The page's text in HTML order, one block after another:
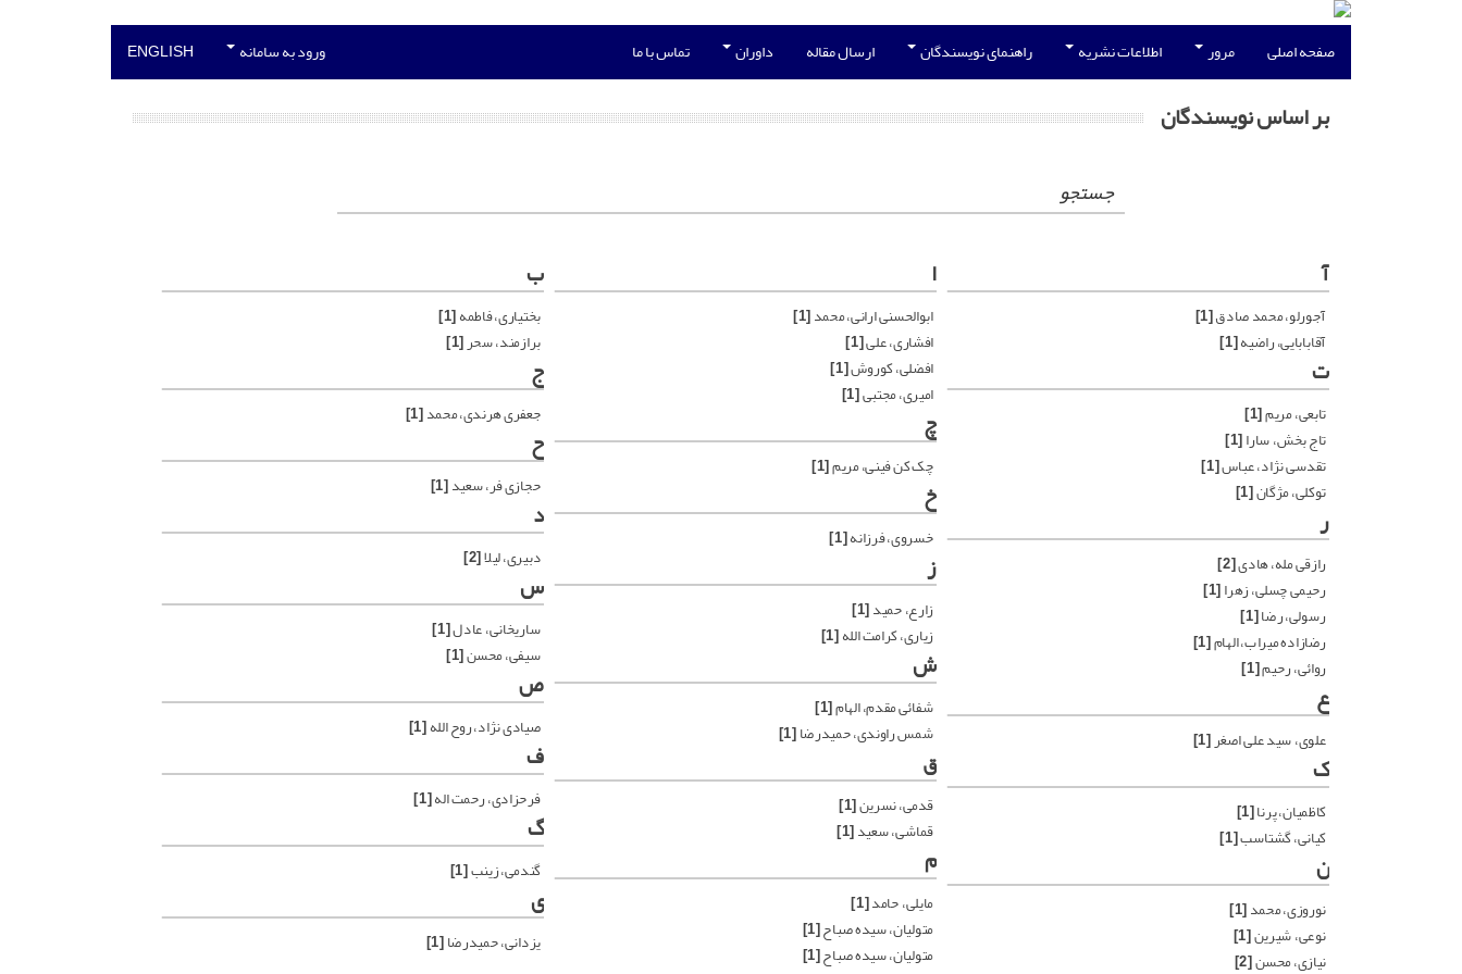
صفحه اصلی مرور اطلاعات نشریه راهنمای نویسندگان ارسال مقاله داوران تماس با ما ورود به سامانه ENGLISH
بر اساس نویسندگان
جستجو
آ
آجورلو، محمد صادق[1]
آقابابایی، راضیه[1]
ا
ابوالحسنی ارانی، محمد[1]
افشاری، علی[1]
افضلی، کوروش[1]
امیری، مجتبی[1]
ب
بختیاری، فاطمه[1]
برازمند، سحر[1]
ت
تابعی، مریم[1]
تاج بخش، سارا[1]
تقدسی نژاد، عباس[1]
توکلی، مژگان[1]
ج
جعفری هرندی، محمد[1] چ
چک کن فینی، مریم[1]
ح
حجازی فر، سعید[1] خ
خسروی، فرزانه[1]
د
دبیری، لیلا[2]
ر
رازقی مله، هادی[2]
رحیمی چسلی، زهرا[1]
رسولی، رضا[1]
رضازاده میراب، الهام[1]
روائی، رحیم[1]
ز
زارع، حمید[1]
زیاری، کرامت الله[1]
س
ساریخانی، عادل[1]
سیفی، محسن[1] ش
شفائی مقدم، الهام[1]
شمس راوندی، حمیدرضا[1]
ص
صیادی نژاد، روح الله[1]
ع
علوی، سید علی اصغر[1] ف
فرحزادی، رحمت اله[1]
ق
قدمی، نسرین[1]
قماشی، سعید[1]
ک
کاظمیان، پرنا[1]
کیانی، گشتاسب[1] گ
گندمی، زینب[1] م
مایلی، حامد[1]
متولیان، سیده صباح[1]
متولیان، سیده صباح[1]
ن
نوروزی، محمد[1]
نوعی، شیرین[1]
نیازی، محسن[2]
ی
یزدانی، حمیدرضا[1]